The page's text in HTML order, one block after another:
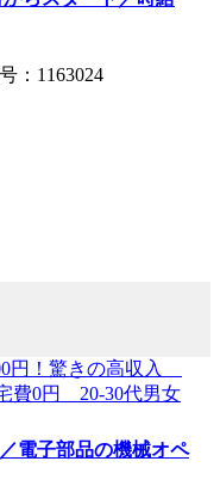
：1163024
電子部品の機械オペ